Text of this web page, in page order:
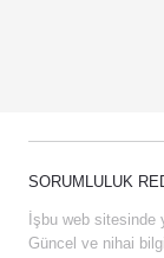
SORUMLULUK
İşbu web sitesinde
Güncel ve nihai